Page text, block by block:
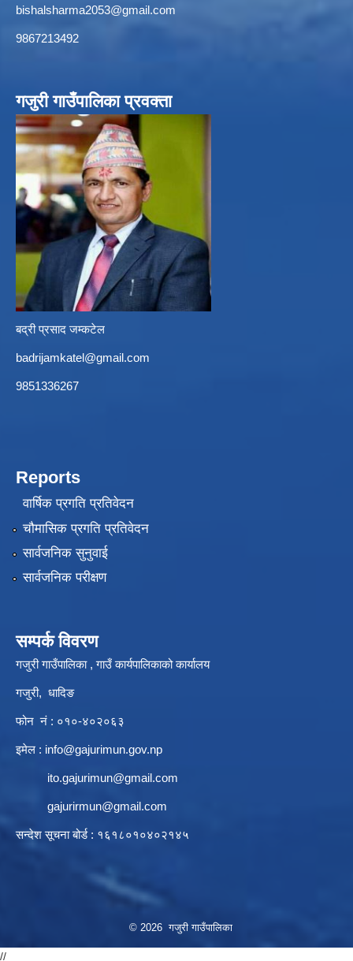
bishalsharma2053@gmail.com
9867213492
गजुरी गाउँपालिका प्रवक्ता
बद्री प्रसाद जम्कटेल
badrijamkatel@gmail.com
9851336267
Reports
वार्षिक प्रगति प्रतिवेदन
चौमासिक प्रगति प्रतिवेदन
सार्वजनिक सुनुवाई
सार्वजनिक परीक्षण
सम्पर्क विवरण
गजुरी गाउँपालिका , गाउँ कार्यपालिकाको कार्यालय
गजुरी, धादिङ
फोन नं : ०१०-४०२०६३
इमेल : info@gajurimun.gov.np
ito.gajurimun@gmail.com
gajurirmun@gmail.com
सन्देश सूचना बोर्ड : १६१८०१०४०२१४५
© 2026 गजुरी गाउँपालिका
//